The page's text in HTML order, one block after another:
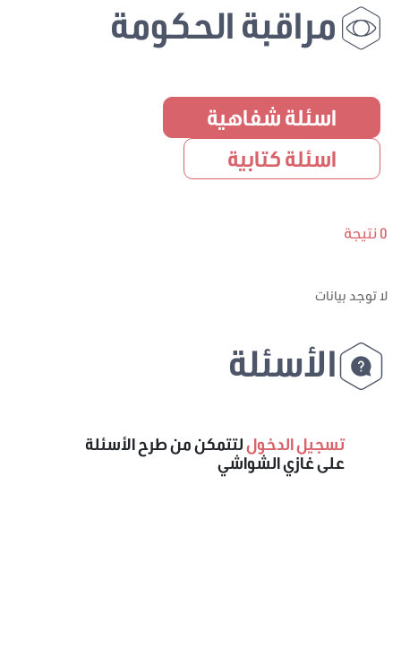
مراقبة الحكومة
اسئلة شفاهية
اسئلة كتابية
0 نتيجة
لا توجد بيانات
الأسئلة
تسجيل الدخوللتتمكن من طرح الأسئلة
على غازي الشواشي